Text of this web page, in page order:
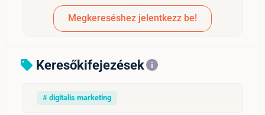
Megkereséshez jelentkezz be!
sell Keresőkifejezésekinfo
# digitalis marketing